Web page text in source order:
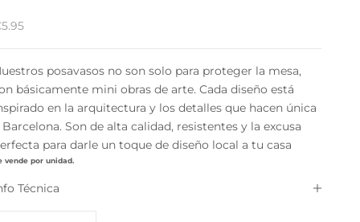
de oferta
posavasos no son solo para proteger la mesa,
básicamente mini obras de arte. Cada diseño está
en la arquitectura y los detalles que hacen única
Barcelona. Son de alta calidad, resistentes y la excusa
para darle un toque de diseño local a tu casa
vende por unidad.
Técnica